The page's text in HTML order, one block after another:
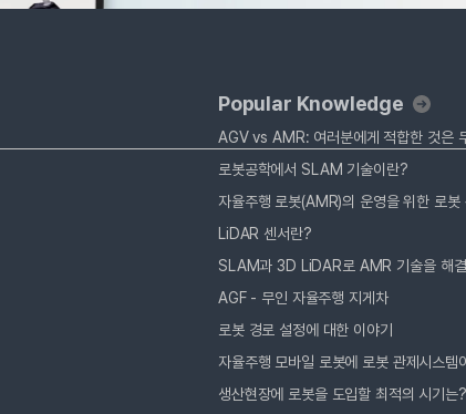
Popular Knowledge
AGV vs AMR: 여러분에게 적합한 것은
로봇공학에서 SLAM 기술이란?
LiDAR 센서란?
SLAM과 3D LiDAR로 AMR 기술을 해
AGF - 무인 자율주행 지게차
로봇 경로 설정에 대한 이야기
자율주행 모바일 로봇에 로봇 관제시스템
생산현장에 로봇을 도입할 최적의 시기는?